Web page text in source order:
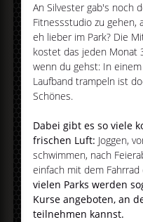
An Silvester gab's noch
Fitnessstudio zu
eh lieber im Park? Die
kostet das jeden Monat
wenn du gehst: In
Laufband trampeln ist
Schönes.
Dabei gibt es so viele
frischen Luft: Joggen,
schwimmen, nach
einfach mit dem
vielen Parks werden
Kurse angeboten, an
teilnehmen kannst.